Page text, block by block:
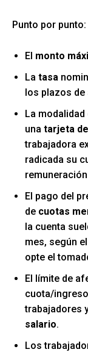
Punto por punto:
El monto
La tasa
los plazos
La
una tarjeta
trabajadora
radicada su
El pago del
de cuotas
la cuenta
mes, según
opte el
El límite de
cuota/
trabajadores
salario.
Los